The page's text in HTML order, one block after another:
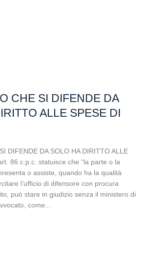
CHE SI DIFENDE DA
ALLE SPESE DI
DIFENDE DA SOLO HA DIRITTO ALLE
86 c.p.c. statuisce che “la parte o la
o assiste, quando ha la qualità
l’ufficio di difensore con procura
può stare in giudizio senza il ministero di
come...